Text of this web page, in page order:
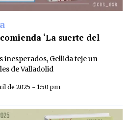
‘La suerte del
Gellida teje un
de Valladolid
de 2025 - 1:50 pm